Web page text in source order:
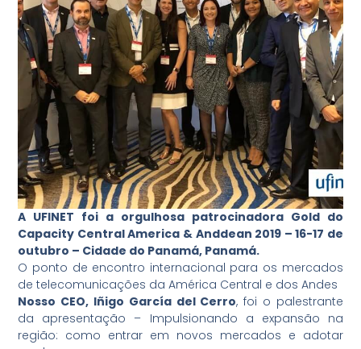
A UFINET foi a orgulhosa patrocinadora Gold do
Capacity Central America & Anddean 2019 – 16-17 de
outubro – Cidade do Panamá, Panamá.
O ponto de encontro internacional para os mercados
de telecomunicações da América Central e dos Andes
Nosso CEO, Iñigo García del Cerro, foi o palestrante
da apresentação – Impulsionando a expansão na
região: como entrar em novos mercados e adotar